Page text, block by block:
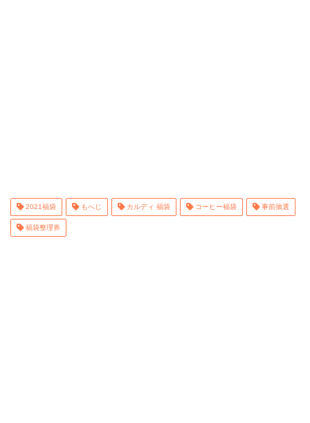
2021福袋 もへじ カルディ 福袋 コーヒー福袋 事前抽選
福袋整理券